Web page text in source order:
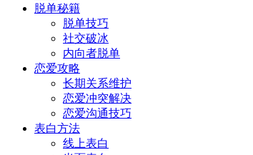
脱单秘籍
脱单技巧
社交破冰
内向者脱单
恋爱攻略
长期关系维护
恋爱冲突解决
恋爱沟通技巧
表白方法
线上表白